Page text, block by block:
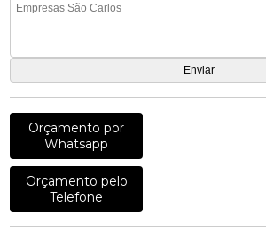
Orçamento por
Whatsapp
Orçamento pelo
Telefone